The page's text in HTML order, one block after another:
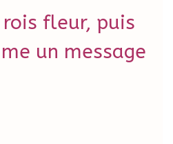
fleur, puis
un message